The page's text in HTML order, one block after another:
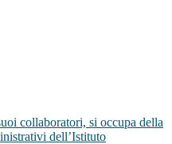
collaboratori, si occupa della
dell’Istituto